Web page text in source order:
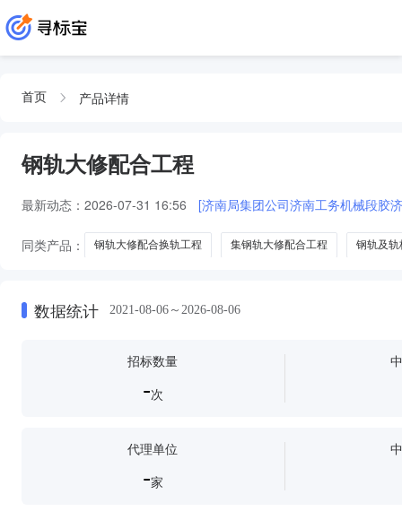
首页 产品详情
钢轨大修配合工程
最新动态： 2026-07-31 16:56
同类产品： 钢轨大修配合换轨工程 集钢轨大修配合工程 钢轨及轨
数据统计 2021-08-06～2026-08-06
招标数量
-次
代理单位
-家